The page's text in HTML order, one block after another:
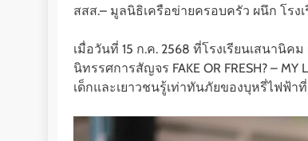
สสส.– มูลนิธิเครือข่ายครอบครัว ผนึก โรง
เมื่อวันที่ 15 ก.ค. 2568 ที่โรงเรียนเสนานิ
นิทรรศการสัญจร FAKE OR FRESH? –
เด็กและเยาวชนรู้เท่าทันภัยของบุหรี่ไฟฟ้า